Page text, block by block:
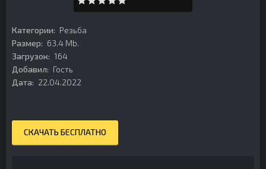
Категории: Резьба
Размер: 63.4 Mb.
Загрузок: 164
Добавил: Гость
Дата: 22.04.2022
СКАЧАТЬ БЕСПЛАТНО